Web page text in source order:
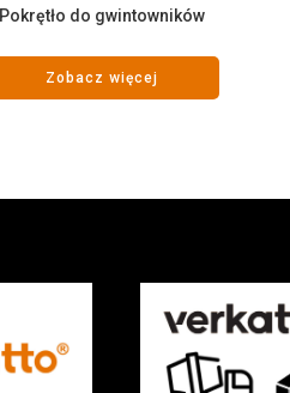
Pokrętło do gwintowników
Zobacz więcej